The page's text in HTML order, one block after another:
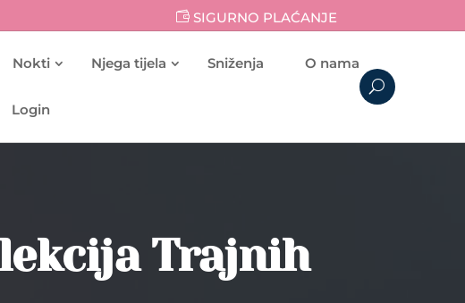
SIGURNO PLAĆANJE
Nokti Njega tijela Sniženja O nama
Login
Trajnih